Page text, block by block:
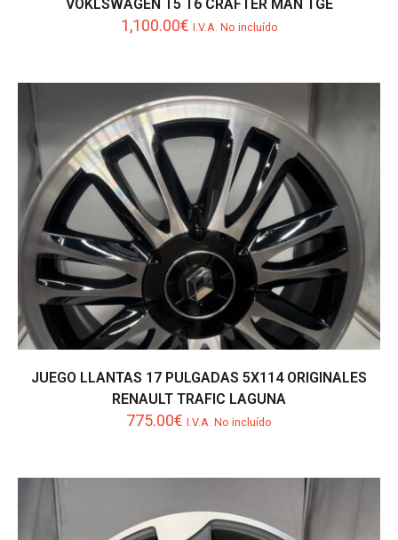
VOKLSWAGEN T5 T6 CRAFTER MAN TGE
1,100.00€ I.V.A. No incluído
JUEGO LLANTAS 17 PULGADAS 5X114 ORIGINALES
RENAULT TRAFIC LAGUNA
775.00€ I.V.A. No incluído